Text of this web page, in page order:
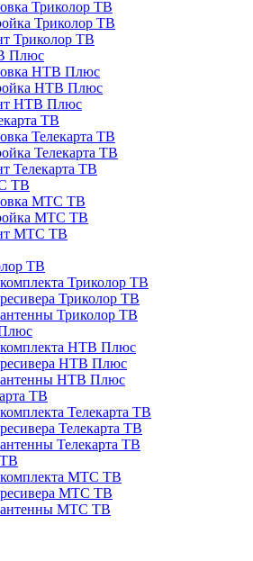
Триколор ТВ
Триколор ТВ
Триколор ТВ
Плюс
НТВ Плюс
НТВ Плюс
НТВ Плюс
ТВ
Телекарта ТВ
Телекарта ТВ
Телекарта ТВ
ТВ
МТС ТВ
МТС ТВ
МТС ТВ
ТВ
Триколор ТВ
Триколор ТВ
Триколор ТВ
НТВ Плюс
НТВ Плюс
НТВ Плюс
ТВ
Телекарта ТВ
Телекарта ТВ
Телекарта ТВ
МТС ТВ
МТС ТВ
МТС ТВ